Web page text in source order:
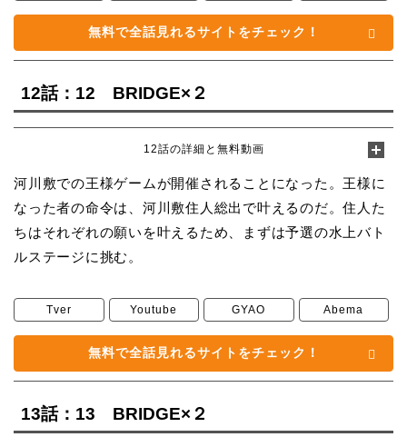
無料で全話見れるサイトをチェック！
12話：12 BRIDGE×２
12話の詳細と無料動画
河川敷での王様ゲームが開催されることになった。王様に
なった者の命令は、河川敷住人総出で叶えるのだ。住人た
ちはそれぞれの願いを叶えるため、まずは予選の水上バト
ルステージに挑む。
Tver Youtube GYAO Abema
無料で全話見れるサイトをチェック！
13話：13 BRIDGE×２